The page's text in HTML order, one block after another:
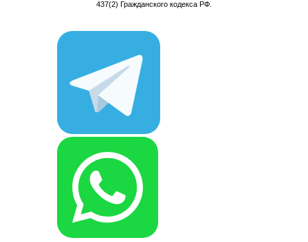
437(2) Гражданского кодекса РФ.